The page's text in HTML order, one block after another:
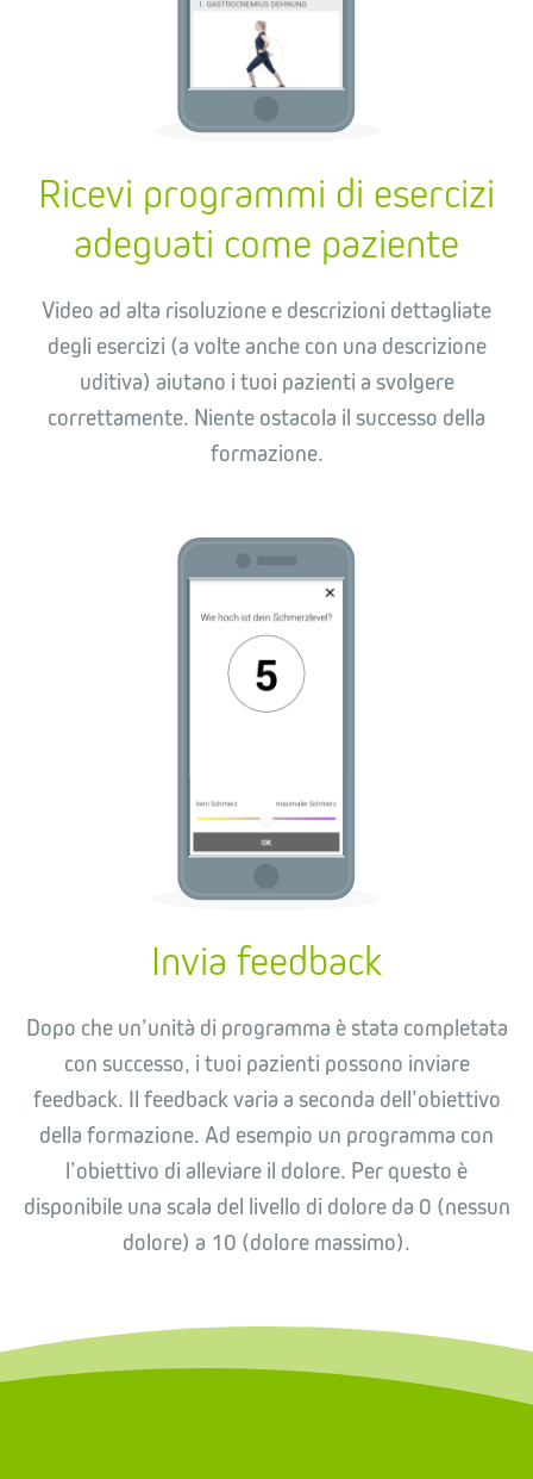
Ricevi programmi di esercizi
adeguati come paziente
Video ad alta risoluzione e descrizioni dettagliate
degli esercizi (a volte anche con una descrizione
uditiva) aiutano i tuoi pazienti a svolgere
correttamente. Niente ostacola il successo della
formazione.
Invia feedback
Dopo che un’unità di programma è stata completata
con successo, i tuoi pazienti possono inviare
feedback. Il feedback varia a seconda dell’obiettivo
della formazione. Ad esempio un programma con
l’obiettivo di alleviare il dolore. Per questo è
disponibile una scala del livello di dolore da 0 (nessun
dolore) a 10 (dolore massimo).